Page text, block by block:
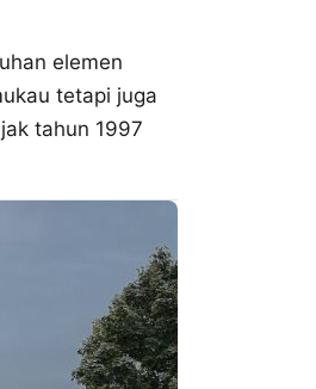
elemen
tetapi juga
tahun 1997